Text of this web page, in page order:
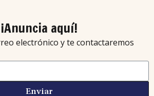
¡Anuncia aquí!
electrónico y te contactaremos
Enviar